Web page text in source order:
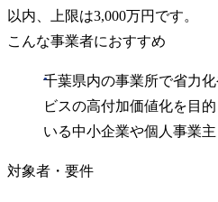
以内、上限は3,000万円です。
こんな事業者におすすめ
千葉県内の事業所で省力
ビスの高付加価値化を目
いる中小企業や個人事業主
対象者・要件